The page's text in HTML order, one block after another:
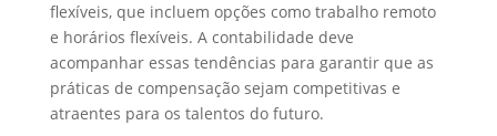
flexíveis, que incluem opções como trabalho remoto
e horários flexíveis. A contabilidade deve
acompanhar essas tendências para garantir que as
práticas de compensação sejam competitivas e
atraentes para os talentos do futuro.